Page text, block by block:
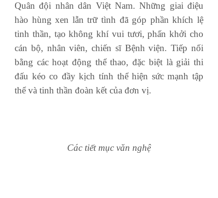
Quân đội nhân dân Việt Nam. Những giai điệu
hào hùng xen lẫn trữ tình đã góp phần khích lệ
tinh thần, tạo không khí vui tươi, phấn khởi cho
cán bộ, nhân viên, chiến sĩ Bệnh viện. Tiếp nối
bằng các hoạt động thể thao, đặc biệt là giải thi
đấu kéo co đầy kịch tính thể hiện sức mạnh tập
thể và tinh thần đoàn kết của đơn vị.
Các tiết mục văn nghệ